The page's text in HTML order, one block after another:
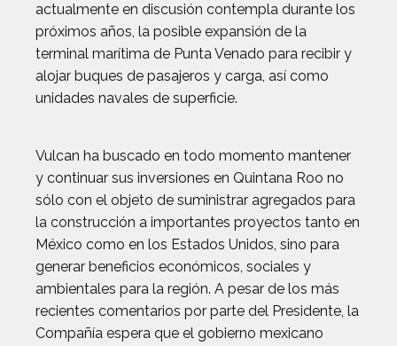
actualmente en discusión contempla durante los
próximos años, la posible expansión de la
terminal marítima de Punta Venado para recibir y
alojar buques de pasajeros y carga, así como
unidades navales de superficie.
Vulcan ha buscado en todo momento mantener
y continuar sus inversiones en Quintana Roo no
sólo con el objeto de suministrar agregados para
la construcción a importantes proyectos tanto en
México como en los Estados Unidos, sino para
generar beneficios económicos, sociales y
ambientales para la región. A pesar de los más
recientes comentarios por parte del Presidente, la
Compañía espera que el gobierno mexicano